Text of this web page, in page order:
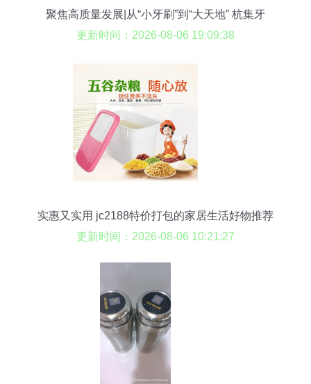
聚焦高质量发展|从“小牙刷”到“大天地” 杭集牙
刷“刷”出新高度
更新时间：2026-08-06 19:09:38
实惠又实用 jc2188特价打包的家居生活好物推荐
更新时间：2026-08-06 10:21:27